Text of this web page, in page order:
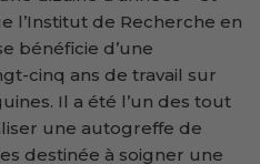
l’Institut de Recherche en
bénéficie d’une
cinq ans de travail sur
Il a été l’un des tout
une autogreffe de
destinée à soigner une